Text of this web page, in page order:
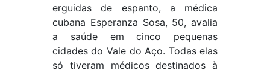
erguidas de espanto, a médica
cubana Esperanza Sosa, 50, avalia
a saúde em cinco pequenas
cidades do Vale do Aço. Todas elas
só tiveram médicos destinados à